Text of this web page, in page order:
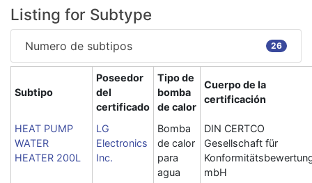
Listing for Subtype
Numero de subtipos 26
Subtipo
Poseedor
del
certificado
Tipo de
bomba
de calor
Cuerpo de la
certificación
HEAT PUMP
WATER
HEATER 200L
LG
Electronics
Inc.
Bomba
de calor
para
agua
DIN CERTCO
Gesellschaft für
mbH